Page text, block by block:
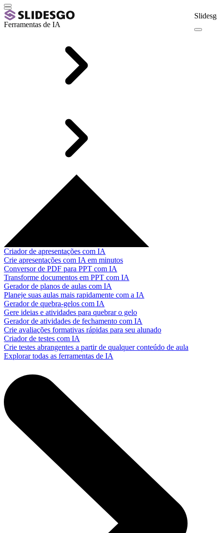
Ferramentas de IA
Criador de apresentações com IA
Crie apresentações com IA em minutos
Conversor de PDF para PPT com IA
Transforme documentos em PPT com IA
Gerador de planos de aulas com IA
Planeje suas aulas mais rapidamente com a IA
Gerador de quebra-gelos com IA
Gere ideias e atividades para quebrar o gelo
Gerador de atividades de fechamento com IA
Crie avaliações formativas rápidas para seu alunado
Criador de testes com IA
Crie testes abrangentes a partir de qualquer conteúdo de aula
Explorar todas as ferramentas de IA